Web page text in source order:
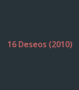
16 Deseos (2010)